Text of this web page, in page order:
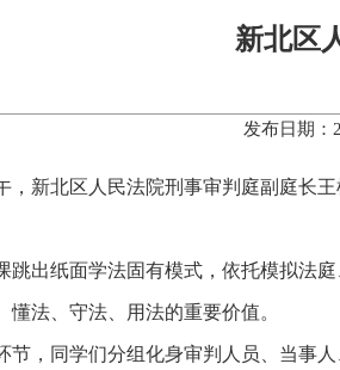
新北区
发布日期：
，新北区人民法院刑事审判庭副庭长
跳出纸面学法固有模式，依托模拟法
懂法、守法、用法的重要价值。
节，同学们分组化身审判人员、当事